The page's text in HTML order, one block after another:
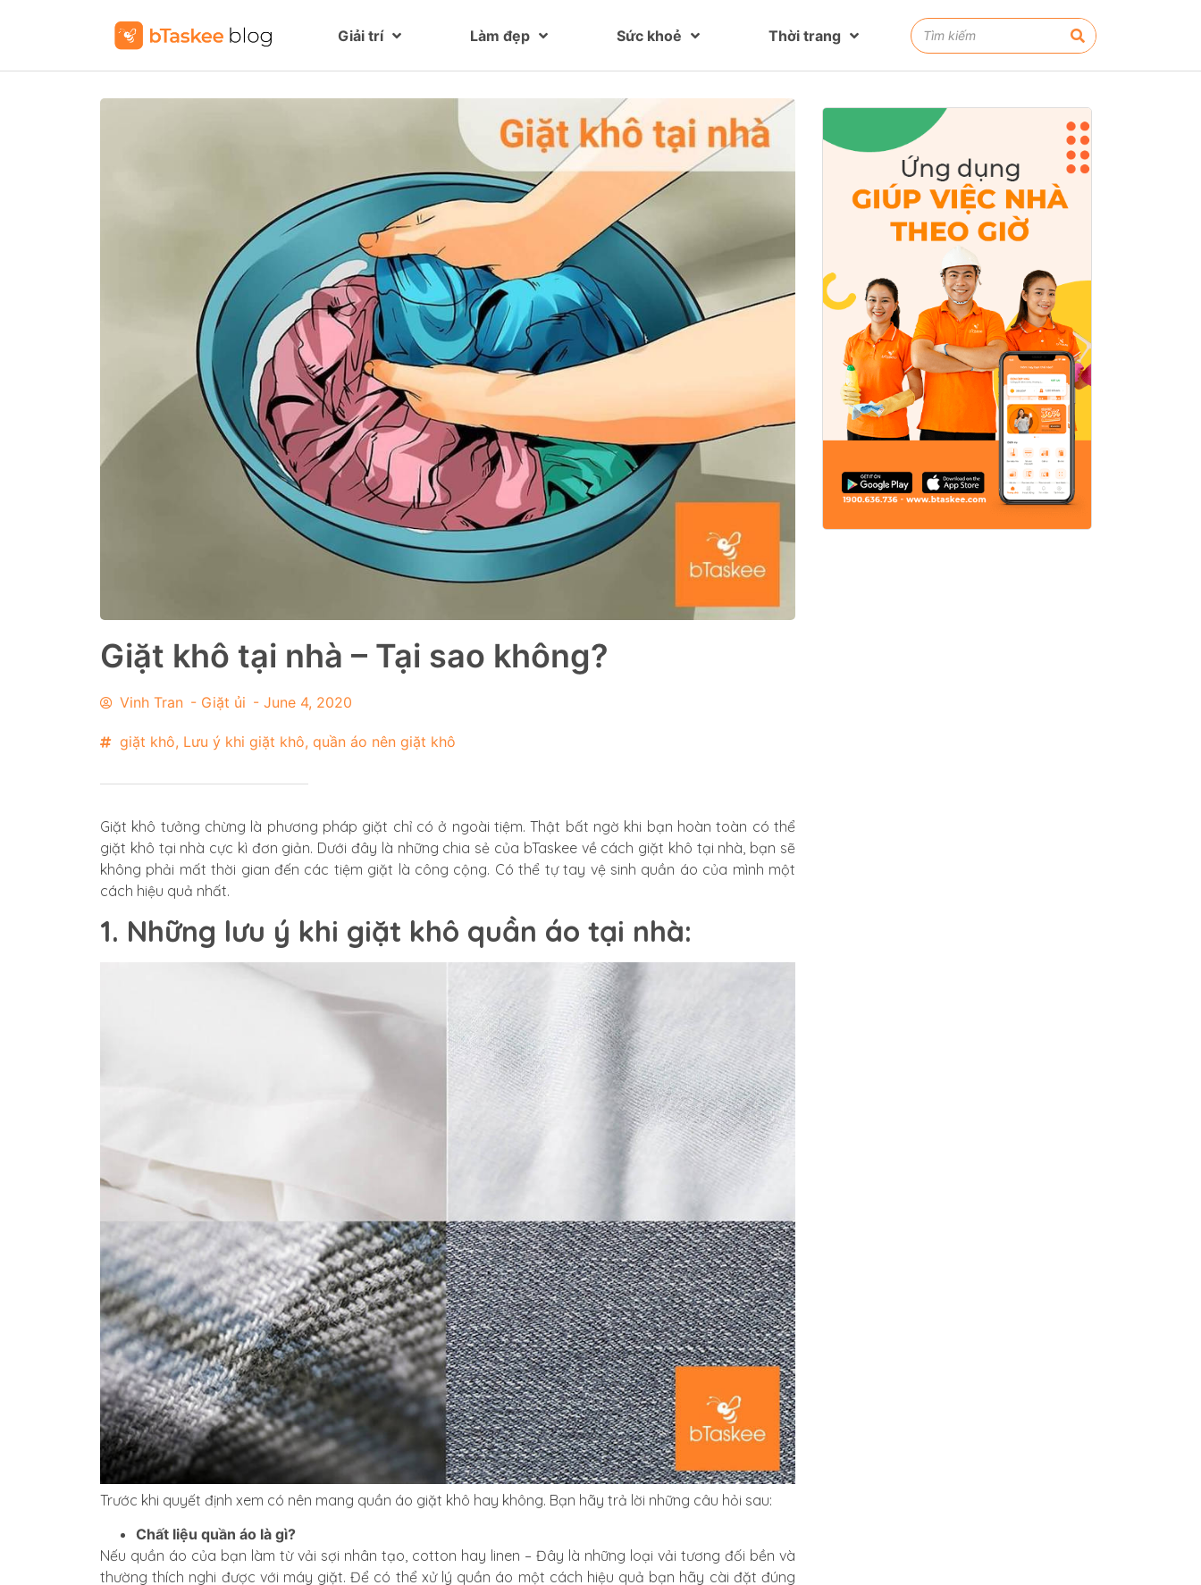
Giải trí Làm đẹp Sức khoẻ Thời trang
Giặt khô tại nhà – Tại sao không?
Vinh Tran - Giặt ủi - June 4, 2020
giặt khô, Lưu ý khi giặt khô, quần áo nên giặt khô
Giặt khô tưởng chừng là phương pháp giặt chỉ có ở ngoài tiệm. Thật bất ngờ khi bạn hoàn toàn có thể
giặt khô tại nhà cực kì đơn giản. Dưới đây là những chia sẻ của bTaskee về cách giặt khô tại nhà, bạn sẽ
không phải mất thời gian đến các tiệm giặt là công cộng. Có thể tự tay vệ sinh quần áo của mình một
cách hiệu quả nhất.
1. Những lưu ý khi giặt khô quần áo tại nhà:
Trước khi quyết định xem có nên mang quần áo giặt khô hay không. Bạn hãy trả lời những câu hỏi sau:
Chất liệu quần áo là gì?
Nếu quần áo của bạn làm từ vải sợi nhân tạo, cotton hay linen – Đây là những loại vải tương đối bền và
thường thích nghi được với máy giặt. Để có thể xử lý quần áo một cách hiệu quả bạn hãy cài đặt đúng